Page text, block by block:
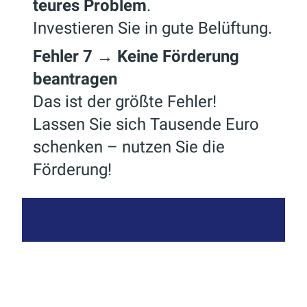
teures Problem.
Investieren Sie in gute Belüftung.
Fehler 7 → Keine Förderung
beantragen
Das ist der größte Fehler!
Lassen Sie sich Tausende Euro
schenken – nutzen Sie die
Förderung!